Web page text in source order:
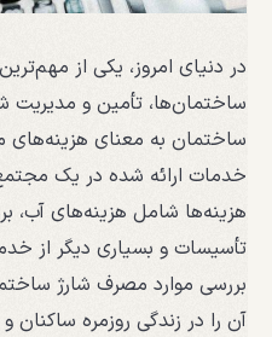
در دنیای امروز، یکی از
ساختمان‌ها، تأمین و مدیریت
ساختمان به معنای هزینه‌های
خدمات ارائه شده در یک مجتمع
هزینه‌ها شامل هزینه‌های آب،
تأسیسات و بسیاری دیگر از
بررسی موارد مصرف شارژ
آن را در زندگی روزمره ساکنان و